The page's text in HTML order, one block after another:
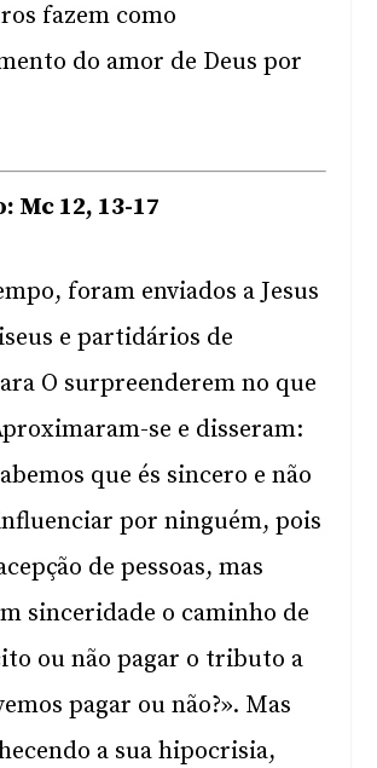
fazem como
do amor de Deus por
Mc 12, 13-17
foram enviados a Jesus
e partidários de
O surpreenderem no que
se e disseram:
que és sincero e não
por ninguém, pois
de pessoas, mas
sinceridade o caminho de
ou não pagar o tributo a
pagar ou não?». Mas
a sua hipocrisia,